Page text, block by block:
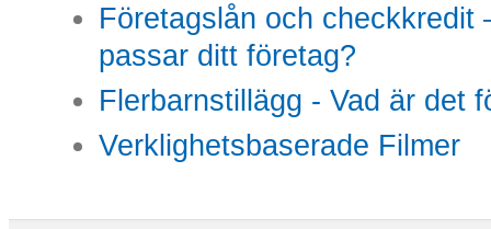
Företagslån och checkkredit
passar ditt företag?
Flerbarnstillägg - Vad är det
Verklighetsbaserade Filmer